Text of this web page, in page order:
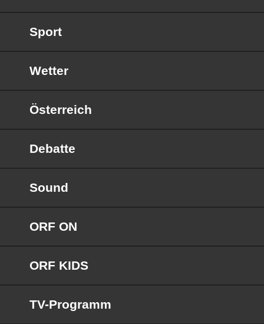
Sport
Wetter
Österreich
Debatte
Sound
ORF ON
ORF KIDS
TV-Programm